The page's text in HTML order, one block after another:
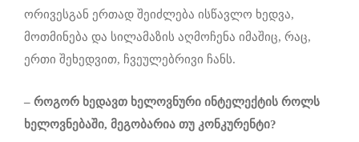
ორივესგან ერთად შეიძლება ისწავლო ხედვა,
მოთმინება და სილამაზის აღმოჩენა იმაშიც, რაც,
ერთი შეხედვით, ჩვეულებრივი ჩანს.
– როგორ ხედავთ ხელოვნური ინტელექტის როლს
ხელოვნებაში, მეგობარია თუ კონკურენტი?